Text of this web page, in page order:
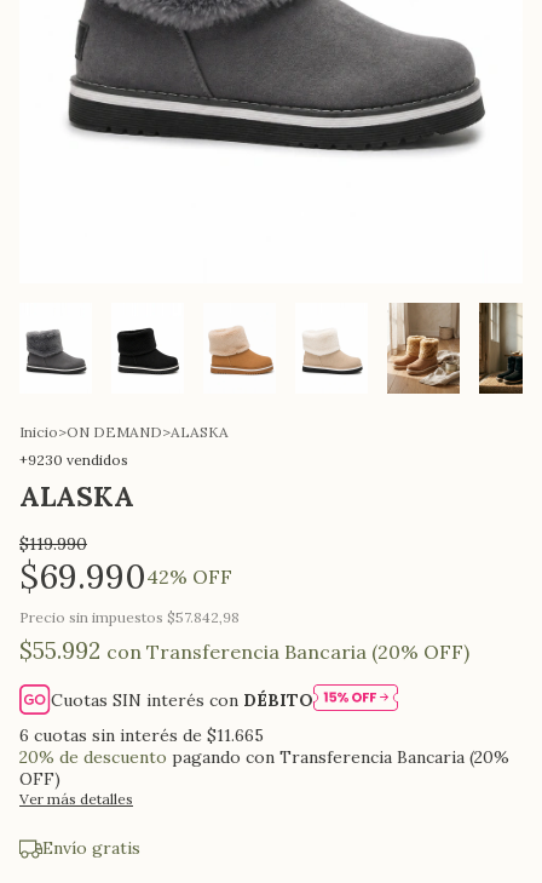
Inicio>ON DEMAND>ALASKA
+9230 vendidos
ALASKA
$119.990
$69.99042% OFF
Precio sin impuestos $57.842,98
$55.992 con Transferencia Bancaria (20% OFF)
Cuotas SIN interés con DÉBITO
6 cuotas sin interés de $11.665
20% de descuento pagando con Transferencia Bancaria (20%
OFF)
Ver más detalles
Envío gratis